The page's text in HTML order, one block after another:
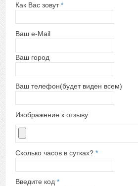
Как Вас зовут*
Ваш e-Mail
Ваш город
Ваш телефон(будет виден всем)
Изображение к отзыву
Сколько часов в сутках? *
Введите код *